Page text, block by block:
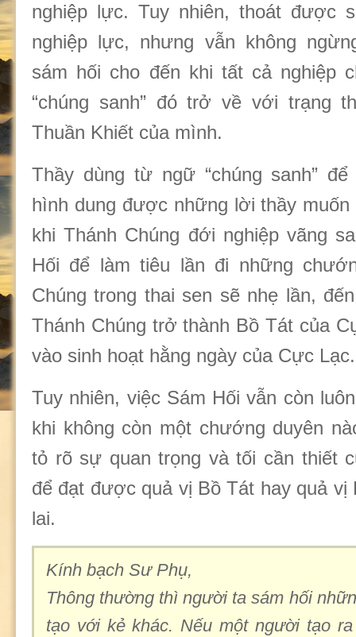
nghiệp lực. Tuy nhiên, thoát được
nghiệp lực, nhưng vẫn không
sám hối cho đến khi tất cả nghiệp
“chúng sanh” đó trở về với trạng
Thuần Khiết của mình.
Thầy dùng từ ngữ “chúng sanh”
hình dung được những lời thầy
khi Thánh Chúng đới nghiệp vãng
Hối để làm tiêu lần đi những
Chúng trong thai sen sẽ nhẹ lần,
Thánh Chúng trở thành Bồ Tát của
vào sinh hoạt hằng ngày của Cực Lạc.
Tuy nhiên, việc Sám Hối vẫn còn
khi không còn một chướng duyên
tỏ rõ sự quan trọng và tối cần thiết
để đạt được quả vị Bồ Tát hay quả
lai.
Kính bạch Sư Phụ,
Thông thường thì người ta sám hối
tạo với kẻ khác. Nếu một người tạo